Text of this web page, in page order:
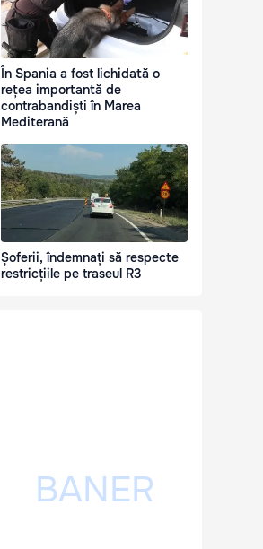
În Spania a fost lichidată o
rețea importantă de
contrabandiști în Marea
Mediterană
Șoferii, îndemnați să respecte
restricțiile pe traseul R3